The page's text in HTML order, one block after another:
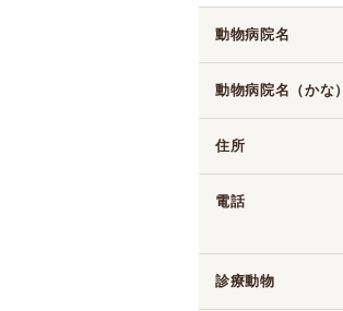
動物病院名
動物病院名（かな）
住所
電話
診療動物